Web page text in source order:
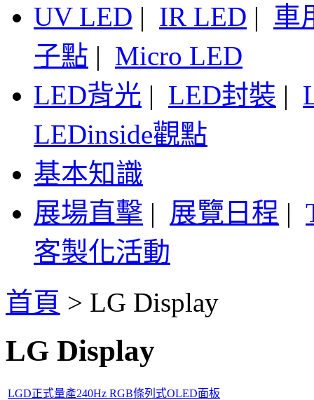
UV LED | IR LED | 車
子點 | Micro LED
LED背光 | LED封裝 |
LEDinside觀點
基本知識
展場直擊 | 展覽日程 |
客製化活動
首頁 > LG Display
LG Display
LGD正式量產240Hz RGB條列式OLED面板